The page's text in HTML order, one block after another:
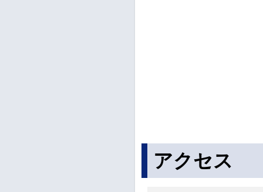
アクセス